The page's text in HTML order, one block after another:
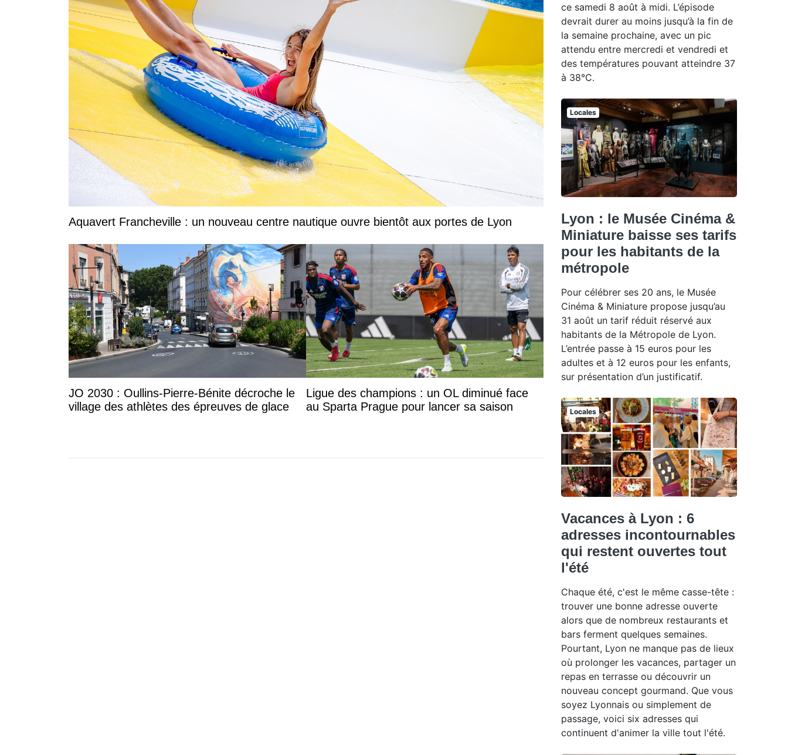
Aquavert Francheville : un nouveau centre nautique ouvre bientôt aux portes de Lyon
JO 2030 : Oullins-Pierre-Bénite décroche le
village des athlètes des épreuves de glace
Ligue des champions : un OL diminué face
au Sparta Prague pour lancer sa saison
ce samedi 8 août à midi. L’épisode
devrait durer au moins jusqu’à la fin de
la semaine prochaine, avec un pic
attendu entre mercredi et vendredi et
des températures pouvant atteindre 37
à 38°C.
Locales
Lyon : le Musée Cinéma &
Miniature baisse ses tarifs
pour les habitants de la
métropole
Pour célébrer ses 20 ans, le Musée
Cinéma & Miniature propose jusqu’au
31 août un tarif réduit réservé aux
habitants de la Métropole de Lyon.
L’entrée passe à 15 euros pour les
adultes et à 12 euros pour les enfants,
sur présentation d’un justificatif.
Locales
Vacances à Lyon : 6
adresses incontournables
qui restent ouvertes tout
l'été
Chaque été, c'est le même casse-tête :
trouver une bonne adresse ouverte
alors que de nombreux restaurants et
bars ferment quelques semaines.
Pourtant, Lyon ne manque pas de lieux
où prolonger les vacances, partager un
repas en terrasse ou découvrir un
nouveau concept gourmand. Que vous
soyez Lyonnais ou simplement de
passage, voici six adresses qui
continuent d'animer la ville tout l'été.